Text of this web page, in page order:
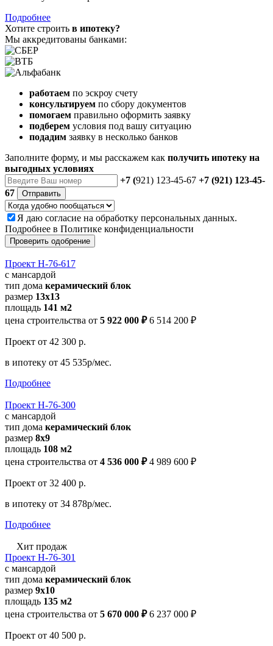
Подробнее
Хотите строить в ипотеку?
Мы аккредитованы банками:
работаем по эскроу счету
консультируем по сбору документов
помогаем правильно оформить заявку
подберем условия под вашу ситуацию
подадим заявку в несколько банков
Заполните форму, и мы расскажем как получить ипотеку на
выгодных условиях
+7 (921) 123-45-67 +7 (921) 123-45-
67
Отправить
Я даю согласие на обработку персональных данных.
Подробнее в Политике конфиденциальности
Проверить одобрение
Проект Н-76-617
с мансардой
тип дома керамический блок
размер 13x13
площадь 141 м2
цена строительства от 5 922 000 ₽ 6 514 200 ₽
Проект от 42 300 р.
в ипотеку от 45 535р/мес.
Подробнее
Проект Н-76-300
с мансардой
тип дома керамический блок
размер 8x9
площадь 108 м2
цена строительства от 4 536 000 ₽ 4 989 600 ₽
Проект от 32 400 р.
в ипотеку от 34 878р/мес.
Подробнее
Хит продаж
Проект Н-76-301
с мансардой
тип дома керамический блок
размер 9x10
площадь 135 м2
цена строительства от 5 670 000 ₽ 6 237 000 ₽
Проект от 40 500 р.